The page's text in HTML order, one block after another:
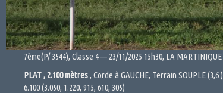
7ème(P/ 3544), Classe 4 — 23/11/2025 15h30, LA MARTINIQUE
PLAT , 2.100 mètres, Corde à GAUCHE, Terrain SOUPLE (3,6 )
6.100 (3.050, 1.220, 915, 610, 305)